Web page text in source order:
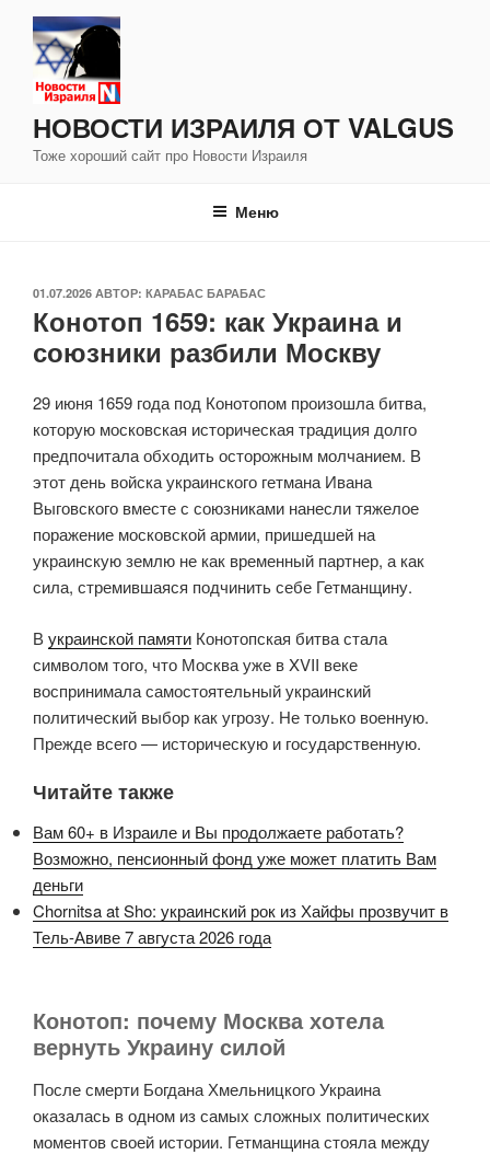
Перейти
содержимому
НОВОСТИ ИЗРАИЛЯ ОТ VALGUS
Тоже хороший сайт про Новости Израиля
Меню
ОПУБЛИКОВАНО
01.07.2026 АВТОР: КАРАБАС БАРАБАС
Конотоп 1659: как Украина и
союзники разбили Москву
29 июня 1659 года под Конотопом произошла битва,
которую московская историческая традиция долго
предпочитала обходить осторожным молчанием. В
этот день войска украинского гетмана Ивана
Выговского вместе с союзниками нанесли тяжелое
поражение московской армии, пришедшей на
украинскую землю не как временный партнер, а как
сила, стремившаяся подчинить себе Гетманщину.
Вукраинской памяти Конотопская битва стала
символом того, что Москва уже в XVII веке
воспринимала самостоятельный украинский
политический выбор как угрозу. Не только военную.
Прежде всего — историческую и государственную.
Читайте также
Вам 60+ в Израиле и Вы продолжаете работать?
Возможно, пенсионный фонд уже может платить Вам
деньги
Chornitsa at Sho: украинский рок из Хайфы прозвучит в
Тель-Авиве 7 августа 2026 года
Конотоп: почему Москва хотела
вернуть Украину силой
После смерти Богдана Хмельницкого Украина
оказалась в одном из самых сложных политических
моментов своей истории. Гетманщина стояла между